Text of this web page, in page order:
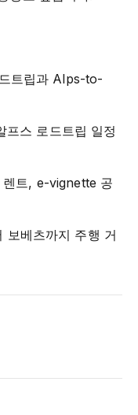
트립과 Alps-to-
스 로드트립 일정
렌트, e-vignette 공
베츠까지 주행 거